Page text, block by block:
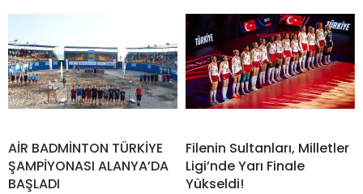
AİR BADMİNTON TÜRKİYE
ŞAMPİYONASI ALANYA’DA
BAŞLADI
Filenin Sultanları, Milletler
Ligi’nde Yarı Finale
Yükseldi!